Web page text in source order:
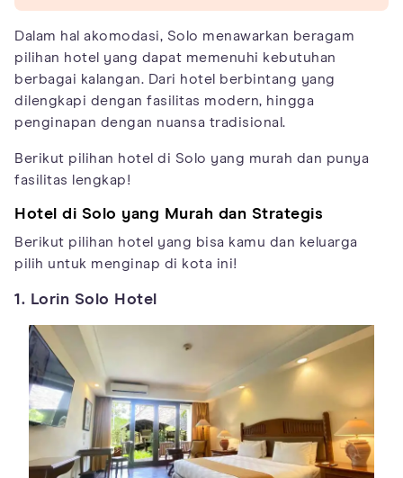
Dalam hal akomodasi, Solo menawarkan beragam
pilihan hotel yang dapat memenuhi kebutuhan
berbagai kalangan. Dari hotel berbintang yang
dilengkapi dengan fasilitas modern, hingga
penginapan dengan nuansa tradisional.
Berikut pilihan hotel di Solo yang murah dan punya
fasilitas lengkap!
Hotel di Solo yang Murah dan Strategis
Berikut pilihan hotel yang bisa kamu dan keluarga
pilih untuk menginap di kota ini!
1. Lorin Solo Hotel